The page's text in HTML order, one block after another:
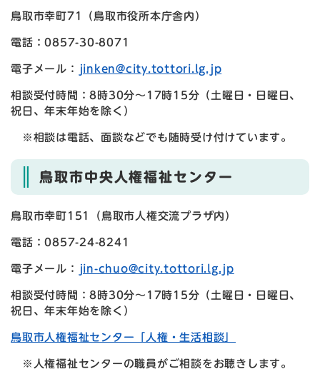
鳥取市幸町71（鳥取市役所本庁舎内）
電話：0857-30-8071
電子メール： jinken@city.tottori.lg.jp
相談受付時間：8時30分～17時15分（土曜日・日曜日、
祝日、年末年始を除く）
※相談は電話、面談などでも随時受け付けています。
鳥取市中央人権福祉センター
鳥取市幸町151（鳥取市人権交流プラザ内）
電話：0857-24-8241
電子メール： jin-chuo@city.tottori.lg.jp
相談受付時間：8時30分～17時15分（土曜日・日曜日、
祝日、年末年始を除く）
鳥取市人権福祉センター「人権・生活相談」
※人権福祉センターの職員がご相談をお聴きします。